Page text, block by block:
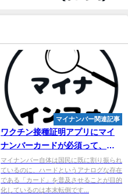
マイナンバー関連記事
ワクチン接種証明アプリにマイ
ナンバーカードが必須って、愚
かとしか言いようがありません
(鈴木 ...
マイナンバー自体は国民に既に割り振られ
ているのに、ハードというアナログな存在
である「カード」を普及させることが目的
化しているのは本末転倒です...